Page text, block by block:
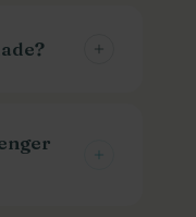
Vi har